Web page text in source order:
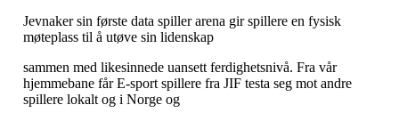
Jevnaker sin første data spiller arena gir spillere en fysisk
møteplass til å utøve sin lidenskap
sammen med likesinnede uansett ferdighetsnivå. Fra vår
hjemmebane får E-sport spillere fra JIF testa seg mot andre
spillere lokalt og i Norge og